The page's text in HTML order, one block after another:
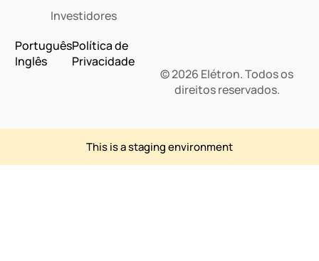
Investidores
Português
Inglês
© 2026 Elétron. Todos os
direitos reservados.
Política de
Privacidade
This is a staging environment